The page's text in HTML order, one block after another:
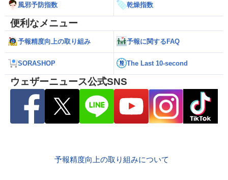
風邪予防指数 乾燥指数
便利なメニュー
予報精度向上の取り組み 予報に関するFAQ
SORASHOP The Last 10-second
ウェザーニュース公式SNS
予報精度向上の取り組みについて